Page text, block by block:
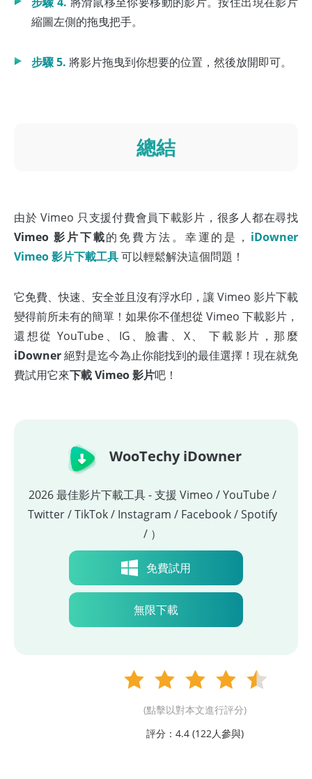
縮圖左側的拖曳把手。
步驟 5. 將影片拖曳到你想要的位置，然後放開即可。
總結
由於 Vimeo 只支援付費會員下載影片，很多人都在尋找
Vimeo 影片下載的免費方法。幸運的是， iDowner
Vimeo 影片下載工具可以輕鬆解決這個問題！
它免費、快速、安全並且沒有浮水印，讓 Vimeo 影片下載
變得前所未有的簡單！如果你不僅想從 Vimeo 下載影片，
還想從 YouTube、IG、臉書、X、 下載影片，那麼
iDowner絕對是迄今為止你能找到的最佳選擇！現在就免
費試用它來下載 Vimeo 影片吧！
WooTechy iDowner
2026 最佳影片下載工具 - 支援 Vimeo / YouTube /
Twitter / TikTok / Instagram / Facebook / Spotify
/ ）
免費試用
無限下載
(點擊以對本文進行評分)
評分：4.4 (122 人參與)